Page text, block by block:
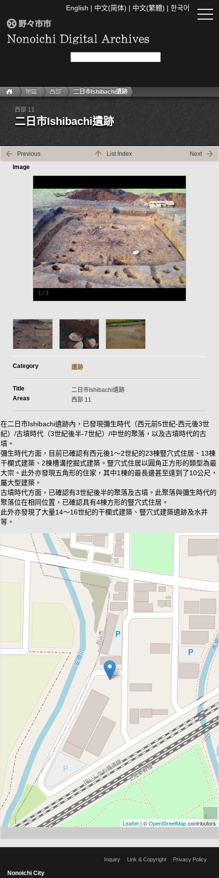
English | 中文(简体) | 中文(繁體) | 한국어
地區 西部 二日市Ishibachi遺跡
西部 11
二日市Ishibachi遺跡
Previous List Index
Next
Image
1 / 3
Category 遺跡
Title
二日市Ishibachi遺跡
Areas
西部 11
在二日市Ishibachi遺跡內，已發現彌生時代（西元前5世紀-西元後3世
紀）/古墳時代（3世紀後半-7世紀）/中世的聚落，以及古墳時代的古
墳。
彌生時代方面，目前已確認有西元後1〜2世紀的23棟豎穴式住居、13棟
干欄式建築、2棟槽溝挖掘式建築。豎穴式住居以圓角正方形的類型為最
大宗。此外亦發現五角形的住家，其中1棟的最長邊甚至達到了10公尺，
屬大型建築。
古墳時代方面，已確認有3世紀後半的聚落及古墳。此聚落與彌生時代的
聚落位在相同位置，已確認具有4棟方形的豎穴式住居。
此外亦發現了大量14〜16世紀的干欄式建築、豎穴式建築遺跡及水井
等。
Leaflet | ©OpenStreetMapcontributors
Inquiry Link & Copyright Privacy Policy
Nonoichi City